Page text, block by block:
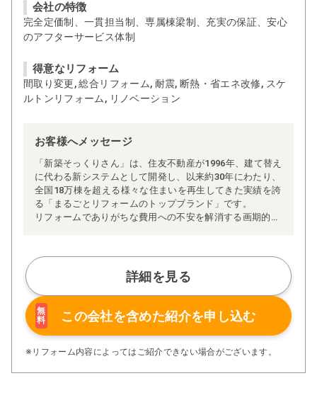
会社の特徴
完全定価制、一貫担当制、専属棟梁制、充実の保証、安心
のアフターサービス体制
得意なリフォーム
間取り変更, 総合リフォーム, 耐震, 断熱・省エネ改修, スケ
ルトンリフォーム, リノベーション
お客様へメッセージ
「新築そっくりさん」は、住友不動産が1996年、建て替え
に代わる新システムとして開発し、以来約30年にわたり、
全国18万棟を超える様々な住まいを再生してきた実績を誇
る「まるごとリフォームのトップブランド」です。
リフォームでありがちな費用への不安を解消する画期的な
ム」、経験豊かなセールスエンジニアによる「一貫担当
制」などが高い信頼を得ています。
また、大規模リフォームに習熟した施工管理者が現場を統
括する「専属棟梁制」、豊富な実績に裏付けられた充実の
施工マニュアルや検査体制により高い施工品質を実現。
さらに、住友不動産のリフォームならではの充実の保証、
アフターサービス体制で工事後も安心です。
ぜひ、あなたの大切なお住まいの再生を私たちにお任せく
詳細を見る
無
料
この会社を含めた紹介を申し込む
※リフォーム内容によってはご紹介できない場合がございます。